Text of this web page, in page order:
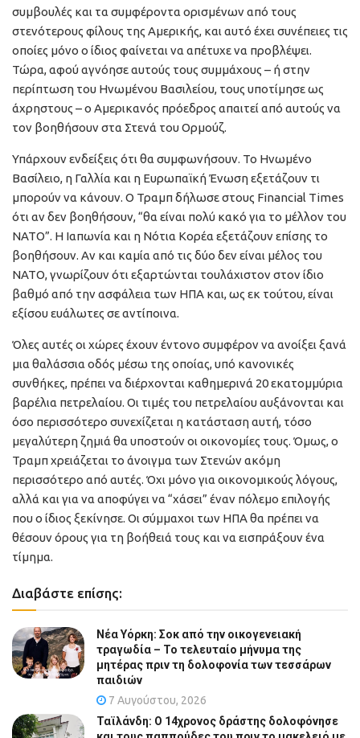
συμβουλές και τα συμφέροντα ορισμένων από τους
στενότερους φίλους της Αμερικής, και αυτό έχει συνέπειες τις
οποίες μόνο ο ίδιος φαίνεται να απέτυχε να προβλέψει.
Τώρα, αφού αγνόησε αυτούς τους συμμάχους – ή στην
περίπτωση του Ηνωμένου Βασιλείου, τους υποτίμησε ως
άχρηστους – ο Αμερικανός πρόεδρος απαιτεί από αυτούς να
τον βοηθήσουν στα Στενά του Ορμούζ.
Υπάρχουν ενδείξεις ότι θα συμφωνήσουν. Το Ηνωμένο
Βασίλειο, η Γαλλία και η Ευρωπαϊκή Ένωση εξετάζουν τι
μπορούν να κάνουν. Ο Τραμπ δήλωσε στους Financial Times
ότι αν δεν βοηθήσουν, “θα είναι πολύ κακό για το μέλλον του
ΝΑΤΟ”. Η Ιαπωνία και η Νότια Κορέα εξετάζουν επίσης το
βοηθήσουν. Αν και καμία από τις δύο δεν είναι μέλος του
ΝΑΤΟ, γνωρίζουν ότι εξαρτώνται τουλάχιστον στον ίδιο
βαθμό από την ασφάλεια των ΗΠΑ και, ως εκ τούτου, είναι
εξίσου ευάλωτες σε αντίποινα.
Όλες αυτές οι χώρες έχουν έντονο συμφέρον να ανοίξει ξανά
μια θαλάσσια οδός μέσω της οποίας, υπό κανονικές
συνθήκες, πρέπει να διέρχονται καθημερινά 20 εκατομμύρια
βαρέλια πετρελαίου. Οι τιμές του πετρελαίου αυξάνονται και
όσο περισσότερο συνεχίζεται η κατάσταση αυτή, τόσο
μεγαλύτερη ζημιά θα υποστούν οι οικονομίες τους. Όμως, ο
Τραμπ χρειάζεται το άνοιγμα των Στενών ακόμη
περισσότερο από αυτές. Όχι μόνο για οικονομικούς λόγους,
αλλά και για να αποφύγει να “χάσει” έναν πόλεμο επιλογής
που ο ίδιος ξεκίνησε. Οι σύμμαχοι των ΗΠΑ θα πρέπει να
θέσουν όρους για τη βοήθειά τους και να εισπράξουν ένα
τίμημα.
Διαβάστε επίσης:
Νέα Υόρκη: Σοκ από την οικογενειακή
τραγωδία – Το τελευταίο μήνυμα της
μητέρας πριν τη δολοφονία των τεσσάρων
παιδιών
7 Αυγούστου, 2026
Ταϊλάνδη: Ο 14χρονος δράστης δολοφόνησε